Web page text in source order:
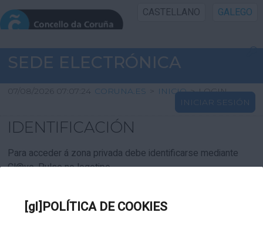
[gl]POLÍTICA DE COOKIES
CASTELLANO GALEGO
INICIO SEDE
INICIO
INFORMACIÓN PÚBLICA
CARTAFOL CIDADÁN
SEDE ELECTRÓNICA
07/08/2026 07:07:24 CORUNA.ES > INICIO > LOGIN
INICIAR SESIÓN
IDENTIFICACIÓN
Para acceder á zona privada debe identificarse mediante
Cl@ve. Pulse no logotipo